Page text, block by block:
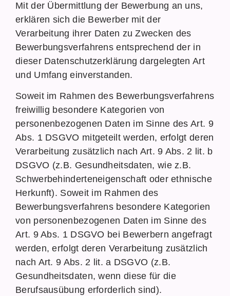
Mit der Übermittlung der Bewerbung an uns,
erklären sich die Bewerber mit der
Verarbeitung ihrer Daten zu Zwecken des
Bewerbungsverfahrens entsprechend der in
dieser Datenschutzerklärung dargelegten Art
und Umfang einverstanden.
Soweit im Rahmen des Bewerbungsverfahrens
freiwillig besondere Kategorien von
personenbezogenen Daten im Sinne des Art. 9
Abs. 1 DSGVO mitgeteilt werden, erfolgt deren
Verarbeitung zusätzlich nach Art. 9 Abs. 2 lit. b
DSGVO (z.B. Gesundheitsdaten, wie z.B.
Schwerbehinderteneigenschaft oder ethnische
Herkunft). Soweit im Rahmen des
Bewerbungsverfahrens besondere Kategorien
von personenbezogenen Daten im Sinne des
Art. 9 Abs. 1 DSGVO bei Bewerbern angefragt
werden, erfolgt deren Verarbeitung zusätzlich
nach Art. 9 Abs. 2 lit. a DSGVO (z.B.
Gesundheitsdaten, wenn diese für die
Berufsausübung erforderlich sind).